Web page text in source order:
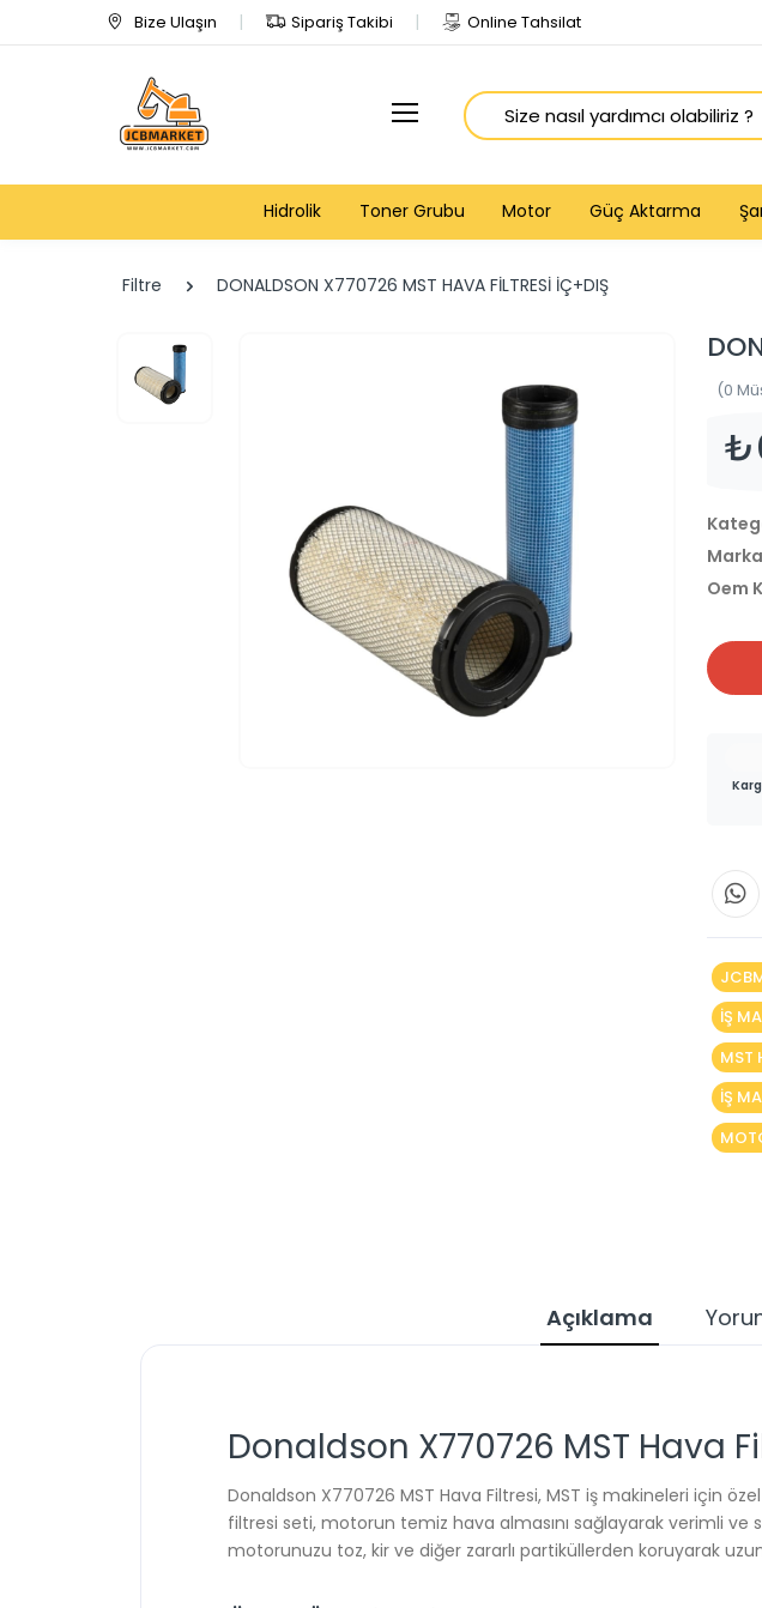
Bize Ulaşın Sipariş Takibi Online Tahsilat
Arama
Hidrolik Toner Grubu Motor Güç Aktarma
Filtre DONALDSON X770726 MST HAVA FİLTRESİ İÇ+DIŞ
(0
Marka
Oem
IŞ
MST
IŞ
Açıklama
Donaldson X770726 MST Hava
Donaldson X770726 MST Hava Filtresi, MST iş makineleri için
filtresi seti, motorun temiz hava almasını sağlayarak verimli ve
motorunuzu toz, kir ve diğer zararlı partiküllerden koruyarak